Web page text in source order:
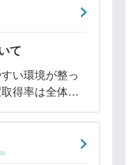
を年2回のボーナ
て
い環境が整っ
得率は全体で
的に会社のス
るだけで取得